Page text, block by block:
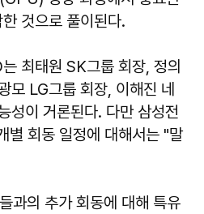
것으로 풀이된다.
최태원 SK그룹 회장, 정의
모 LG그룹 회장, 이해진 네
성이 거론된다. 다만 삼성전
별 회동 일정에 대해서는 "말
과의 추가 회동에 대해 특유